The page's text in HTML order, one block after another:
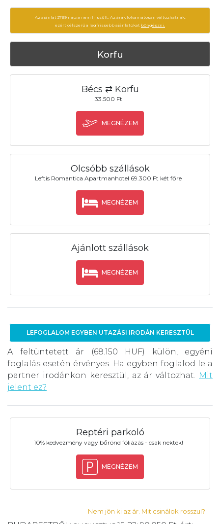
Az ajánlat 2769 napja nem frissült. Az árak folyamatosan változhatnak,
ezért célszerű a legfrissebb ajánlatokat böngészni.
Korfu
Bécs ⇄ Korfu
33.500 Ft
MEGNÉZEM
Olcsóbb szállások
Leftis Romantica Apartmanhotel 69.300 Ft két főre
MEGNÉZEM
Ajánlott szállások
MEGNÉZEM
LEFOGLALOM EGYBEN UTAZÁSI IRODÁN KERESZTÜL
A feltüntetett ár (68.150 HUF) külön, egyéni
foglalás esetén érvényes. Ha egyben foglalod le a
partner irodánkon keresztül, az ár változhat. Mit
jelent ez?
Reptéri parkoló
10% kedvezmény vagy bőrönd fóliázás - csak nektek!
MEGNÉZEM
Nem jön ki az ár. Mit csinálok rosszul?